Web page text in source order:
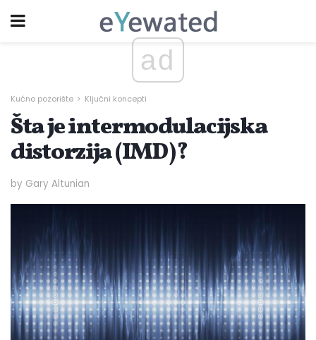
ad
Kućno pozorište Ključni koncepti
Šta je intermodulacijska
distorzija (IMD)?
by Gary Altunian